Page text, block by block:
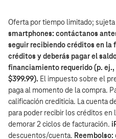
Oferta por tiempo limitado; sujeta
smartphones: contáctanos
seguir recibiendo créditos en la
créditos y deberás pagar el
financiamiento requerido (p. ej.,
$399.99). El impuesto sobre el
paga al momento de la compra.
calificación crediticia. La cuenta
para poder recibir los créditos en
demorar 2 ciclos de facturación.
descuentos/cuenta. Reembolso: